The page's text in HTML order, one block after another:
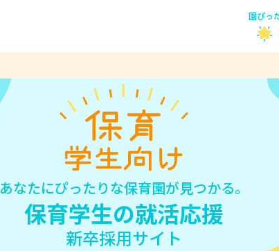
園ぴっ
あなたにぴったりな保育園が見つかる。
保育学生の就活応援
新卒採用サイト